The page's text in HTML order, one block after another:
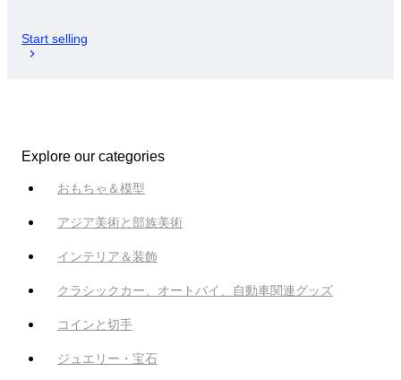
Start selling
Explore our categories
おもちゃ＆模型
アジア美術と部族美術
インテリア＆装飾
クラシックカー、オートバイ、自動車関連グッズ
コインと切手
ジュエリー・宝石